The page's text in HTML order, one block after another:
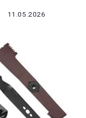
11.05.2026